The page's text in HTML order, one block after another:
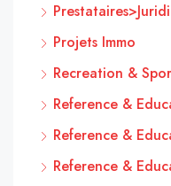
Projets Immo
Recreation &
Reference &
Reference &
Reference &